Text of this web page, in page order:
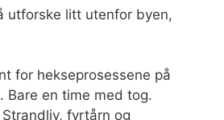
utforske litt utenfor byen,
for hekseprosessene på
Bare en time med tog.
Strandliv, fyrtårn og